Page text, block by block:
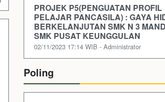
PROJEK P5(PENGUATAN PROFIL
PELAJAR PANCASILA) : GAYA
BERKELANJUTAN SMK N 3
SMK PUSAT KEUNGGULAN
02/11/2023 17:14 WIB - Administrator
Poling